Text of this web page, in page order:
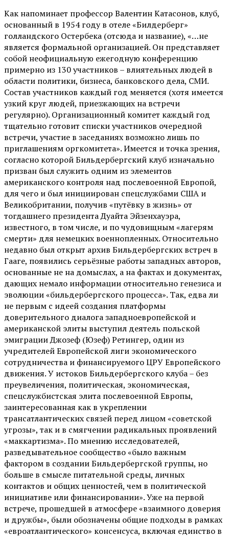
Как напоминает профессор Валентин Катасонов, клуб,
основанный в 1954 году в отеле «Билдерберг»
голландского Остербека (отсюда и название), «…не
является формальной организацией. Он представляет
собой неофициальную ежегодную конференцию
примерно из 130 участников – влиятельных людей в
области политики, бизнеса, банковского дела, СМИ.
Состав участников каждый год меняется (хотя имеется
узкий круг людей, приезжающих на встречи
регулярно). Организационный комитет каждый год
тщательно готовит списки участников очередной
встречи, участие в заседаниях возможно лишь по
приглашениям оргкомитета». Имеется и точка зрения,
согласно которой Бильдербергский клуб изначально
призван был служить одним из элементов
американского контроля над послевоенной Европой,
для чего и был инициирован спецслужбами США и
Великобритании, получив «путёвку в жизнь» от
тогдашнего президента Дуайта Эйзенхауэра,
известного, в том числе, и по чудовищным «лагерям
смерти» для немецких военнопленных. Относительно
недавно был открыт архив Бильдербергских встреч в
Гааге, появились серьёзные работы западных авторов,
основанные не на домыслах, а на фактах и документах,
дающих немало информации относительно генезиса и
эволюции «бильдербергского процесса». Так, едва ли
не первым с идеей создания платформы
доверительного диалога западноевропейской и
американской элиты выступил деятель польской
эмиграции Джозеф (Юзеф) Ретингер, один из
учредителей Европейской лиги экономического
сотрудничества и финансируемого ЦРУ Европейского
движения. У истоков Бильдербергского клуба – без
преувеличения, политическая, экономическая,
спецслужбистская элита послевоенной Европы,
заинтересованная как в укреплении
трансатлантических связей перед лицом «советской
угрозы», так и в смягчении радикальных проявлений
«маккартизма». По мнению исследователей,
разведывательное сообщество «было важным
фактором в создании Бильдербергской группы, но
больше в смысле питательной среды, личных
контактов и общих ценностей, чем в политической
инициативе или финансировании». Уже на первой
встрече, прошедшей в атмосфере «взаимного доверия
и дружбы», были обозначены общие подходы в рамках
«евроатлантического» консенсуса, включая единство в